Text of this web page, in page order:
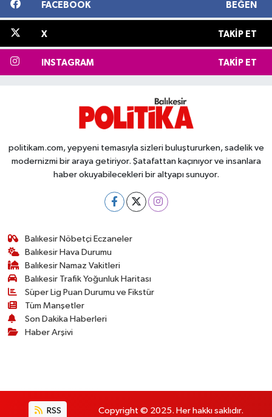
FACEBOOK BEĞEN
X TAKIP ET
INSTAGRAM TAKIP ET
politikam.com, yepyeni temasıyla sizleri buluştururken, sadelik ve
modernizmi bir araya getiriyor. Şatafattan kaçınıyor ve insanlara
haber okuyabilecekleri bir altyapı sunuyor.
Balıkesir Nöbetçi Eczaneler
Balıkesir Hava Durumu
Balıkesir Namaz Vakitleri
Balıkesir Trafik Yoğunluk Haritası
Süper Lig Puan Durumu ve Fikstür
Tüm Manşetler
Son Dakika Haberleri
Haber Arşivi
RSS Copyright © 2025. Her hakkı saklıdır.